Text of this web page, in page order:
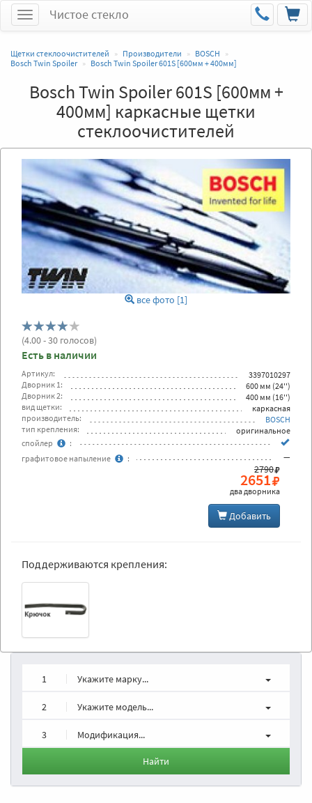
МенюЧистое стекло
Щетки стеклоочистителей Производители
BOSCH
Bosch Twin Spoiler
Bosch Twin Spoiler 601S [600мм + 400мм]
Bosch Twin Spoiler 601S [600мм +
400мм] каркасные щетки
стеклоочистителей
все фото [1]
(4.00- 30 голосов)
Есть в наличии
Артикул:
3397010297
Дворник 1:
600 мм (24'')
Дворник 2:
400 мм (16'')
вид щетки:
каркасная
производитель:
BOSCH
тип крепления:
оригинальное
спойлер
:
графитовое напыление
: —
2790
2651
два дворника
Добавить
Поддерживаются крепления:
1 Укажите марку...
2 Укажите модель...
3 Модификация...
Найти